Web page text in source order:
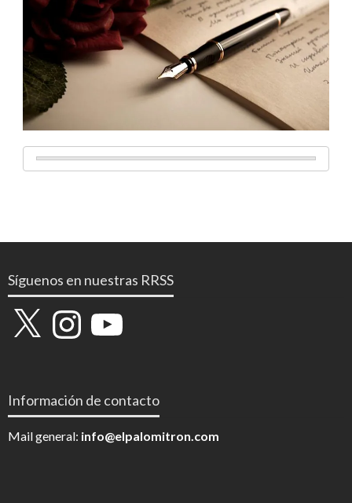
Síguenos en nuestras RRSS
X InstagramYouTube
Información de contacto
Mail general: info@elpalomitron.com